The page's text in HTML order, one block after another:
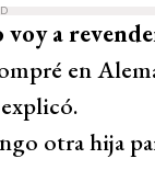
a
en
otra hija